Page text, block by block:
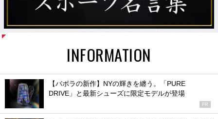
INFORMATION
【バボラの新作】NYの輝きを纏う。「PURE
DRIVE」と最新シューズに限定モデルが登場
PR